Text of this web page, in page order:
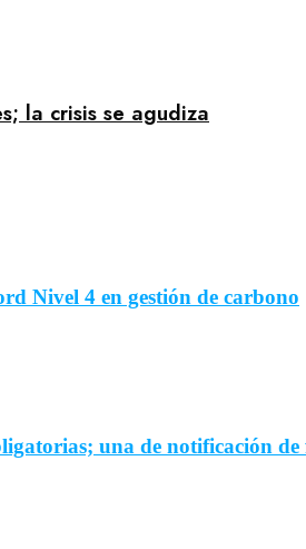
la crisis se agudiza
Nivel 4 en gestión de carbono
una de notificación